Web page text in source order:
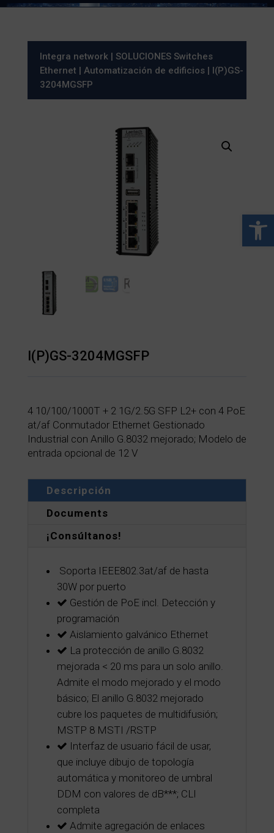
Abrir
Integra network| SOLUCIONES Switches
Ethernet | Automatización de edificios| I(P)GS-
3204MGSFP
I(P)GS-3204MGSFP
4 10/100/1000T + 2 1G/2.5G SFP L2+ con 4 PoE
at/af Conmutador Ethernet Gestionado
Industrial con Anillo G.8032 mejorado; Modelo de
entrada opcional de 12 V
Descripción
Documents
¡Consúltanos!
Soporta IEEE802.3at/af de hasta
30W por puerto
Gestión de PoE incl. Detección y
programación
Aislamiento galvánico Ethernet
La protección de anillo G.8032
mejorada < 20 ms para un solo anillo.
Admite el modo mejorado y el modo
básico; El anillo G.8032 mejorado
cubre los paquetes de multidifusión;
MSTP 8 MSTI /RSTP
Interfaz de usuario fácil de usar,
que incluye dibujo de topología
automática y monitoreo de umbral
DDM con valores de dB***; CLI
completa
Admite agregación de enlaces